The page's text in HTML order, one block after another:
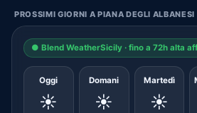
PROSSIMI GIORNI A PIANA DEGLI ALBANESI
● Blend WeatherSicily · fino a 72h alta
Oggi
☀️
Domani
☀️
Martedì
☀️